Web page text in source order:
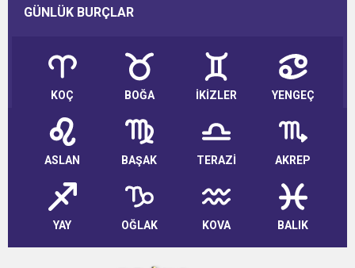
GÜNLÜK BURÇLAR
KOÇ BOĞA İKİZLER YENGEÇ
ASLAN BAŞAK TERAZİ AKREP
YAY OĞLAK KOVA BALIK